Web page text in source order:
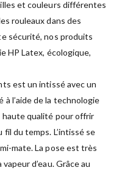
et couleurs différentes
rouleaux dans des
sécurité, nos produits
HP Latex, écologique,
est un intissé avec un
à l’aide de la technologie
haute qualité pour offrir
du temps. L’intissé se
mate. La pose est très
d’eau. Grâce au